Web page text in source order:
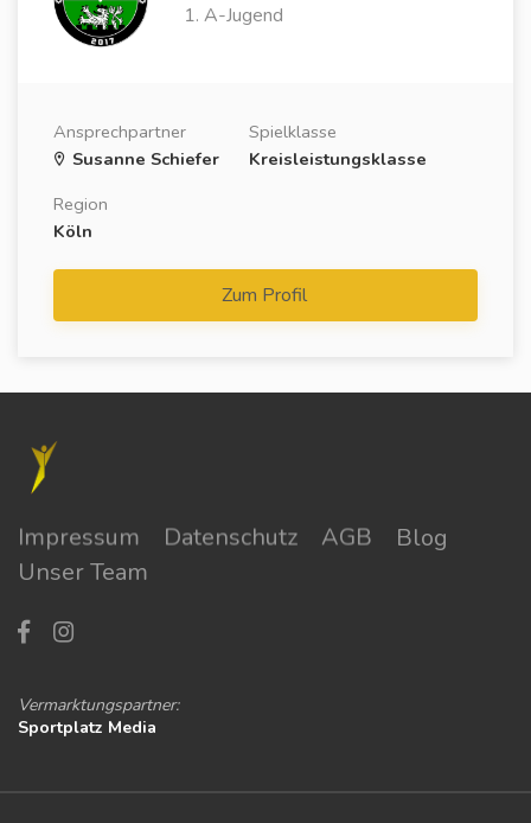
1. A-Jugend
Ansprechpartner
Susanne Schiefer
Spielklasse
Kreisleistungsklasse
Region
Köln
Zum Profil
Impressum Datenschutz AGB
Blog
Unser Team
Vermarktungspartner:
Sportplatz Media